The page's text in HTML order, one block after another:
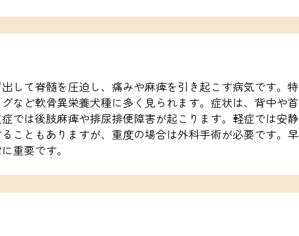
して脊髄を圧迫し、痛みや麻痺を引き起こす病気です。特
など軟骨異栄養犬種に多く見られます。症状は、背中や首
では後肢麻痺や排尿排便障害が起こります。軽症では安静
こともありますが、重度の場合は外科手術が必要です。早
重要です。